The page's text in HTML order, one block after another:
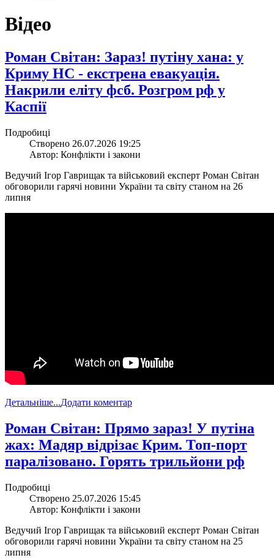
Відео
​Роман Світан: Зараз! путіну хана: у
Криму НС - екстрена евакуація.
Накрили еліту фсб. Розгром рф у
Каспії
Подробиці
Створено 26.07.2026 19:25
Автор: Конфлікти і закони
Ведучий Ігор Гаврищак та військовий експерт Роман Світан
обговорили гарячі новини України та світу станом на 26
липня
Детальніше...Додати коментар
​Роман Світан: Прямо зараз! У путіна
жах: Мадяр відрізає Крим. Топ-порт
паралізовано. Горять трильйони рф
Подробиці
Створено 25.07.2026 15:45
Автор: Конфлікти і закони
Ведучий Ігор Гаврищак та військовий експерт Роман Світан
обговорили гарячі новини України та світу станом на 25
липня